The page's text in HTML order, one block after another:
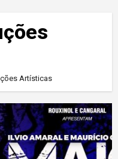
Artísticas